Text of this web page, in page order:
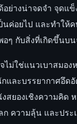
อย่างน่าจดจำ จุดแ
นค่อยไป และทำให้
อๆ กับสิ่งที่เกิดขึ้นบ
ไม่ใช่แนวเบาสมอง
และบรรยากาศอึด
สยองเชิงความคิด
ก ความลุ้น และประ